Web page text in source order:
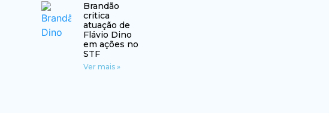
Brandão
critica
atuação de
Flávio Dino
em ações no
STF
Ver mais »